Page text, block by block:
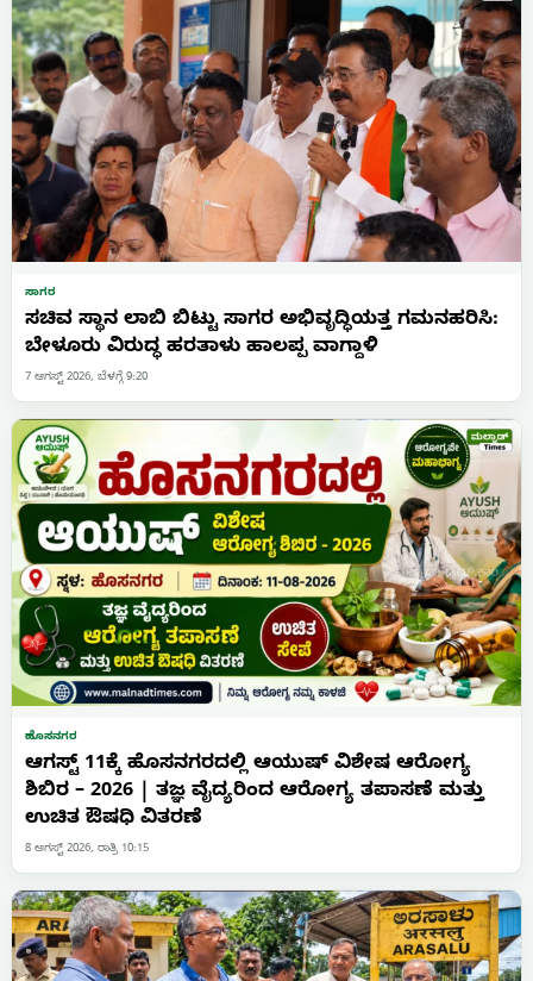
ಸಾಗರ
ಸಚಿವ ಸ್ಥಾನ ಲಾಬಿ ಬಿಟ್ಟು ಸಾಗರ ಅಭಿವೃದ್ಧಿಯತ್ತ ಗಮನಹರಿಸಿ:
ಬೇಳೂರು ವಿರುದ್ಧ ಹರತಾಳು ಹಾಲಪ್ಪ ವಾಗ್ದಾಳಿ
7 ಆಗಸ್ಟ್ 2026, ಬೆಳಗ್ಗೆ 9:20
ಹೊಸನಗರ
ಆಗಸ್ಟ್ 11ಕ್ಕೆ ಹೊಸನಗರದಲ್ಲಿ ಆಯುಷ್ ವಿಶೇಷ ಆರೋಗ್ಯ
ಶಿಬಿರ – 2026 | ತಜ್ಞ ವೈದ್ಯರಿಂದ ಆರೋಗ್ಯ ತಪಾಸಣೆ ಮತ್ತು
ಉಚಿತ ಔಷಧಿ ವಿತರಣೆ
8 ಆಗಸ್ಟ್ 2026, ರಾತ್ರಿ 10:15